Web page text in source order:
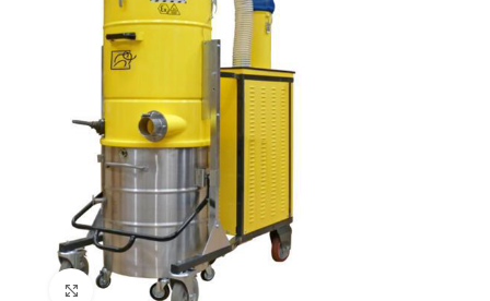
Click to enlarge